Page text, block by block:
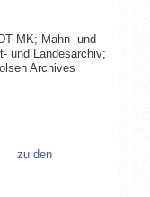
MK; Mahn- und
und Landesarchiv;
Archives
zu den